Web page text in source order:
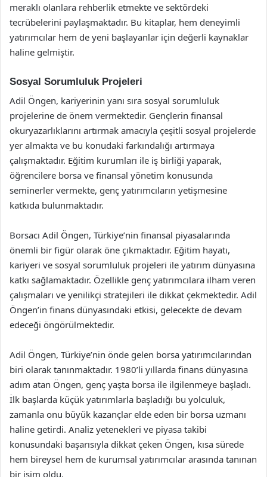
meraklı olanlara rehberlik etmekte ve sektördeki
tecrübelerini paylaşmaktadır. Bu kitaplar, hem deneyimli
yatırımcılar hem de yeni başlayanlar için değerli kaynaklar
haline gelmiştir.
Sosyal Sorumluluk Projeleri
Adil Öngen, kariyerinin yanı sıra sosyal sorumluluk
projelerine de önem vermektedir. Gençlerin finansal
okuryazarlıklarını artırmak amacıyla çeşitli sosyal projelerde
yer almakta ve bu konudaki farkındalığı artırmaya
çalışmaktadır. Eğitim kurumları ile iş birliği yaparak,
öğrencilere borsa ve finansal yönetim konusunda
seminerler vermekte, genç yatırımcıların yetişmesine
katkıda bulunmaktadır.
Borsacı Adil Öngen, Türkiye’nin finansal piyasalarında
önemli bir figür olarak öne çıkmaktadır. Eğitim hayatı,
kariyeri ve sosyal sorumluluk projeleri ile yatırım dünyasına
katkı sağlamaktadır. Özellikle genç yatırımcılara ilham veren
çalışmaları ve yenilikçi stratejileri ile dikkat çekmektedir. Adil
Öngen’in finans dünyasındaki etkisi, gelecekte de devam
edeceği öngörülmektedir.
Adil Öngen, Türkiye’nin önde gelen borsa yatırımcılarından
biri olarak tanınmaktadır. 1980’li yıllarda finans dünyasına
adım atan Öngen, genç yaşta borsa ile ilgilenmeye başladı.
İlk başlarda küçük yatırımlarla başladığı bu yolculuk,
zamanla onu büyük kazançlar elde eden bir borsa uzmanı
haline getirdi. Analiz yetenekleri ve piyasa takibi
konusundaki başarısıyla dikkat çeken Öngen, kısa sürede
hem bireysel hem de kurumsal yatırımcılar arasında tanınan
bir isim oldu.